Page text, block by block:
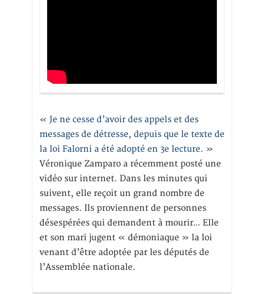
« Je ne cesse d’avoir des appels et des
messages de détresse, depuis que le texte de
la loi Falorni a été adopté en 3e lecture. »
Véronique Zamparo a récemment posté une
vidéo sur internet. Dans les minutes qui
suivent, elle reçoit un grand nombre de
messages. Ils proviennent de personnes
désespérées qui demandent à mourir… Elle
et son mari jugent « démoniaque » la loi
venant d’être adoptée par les députés de
l’Assemblée nationale.